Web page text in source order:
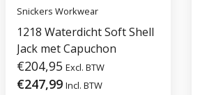
Snickers Workwear
1218 Waterdicht Soft Shell
Jack met Capuchon
€204,95 Excl. BTW
€247,99 Incl. BTW